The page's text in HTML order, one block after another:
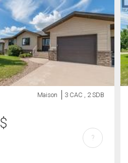
Maison 3 CAC , 2 SDB
$
?